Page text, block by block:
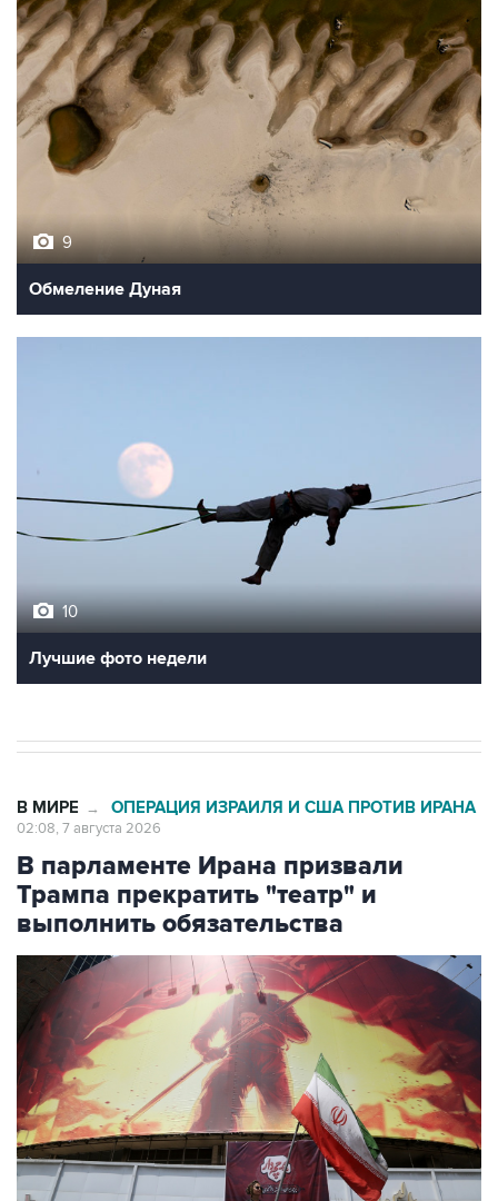
9
Обмеление Дуная
10
Лучшие фото недели
В МИРЕ → ОПЕРАЦИЯ ИЗРАИЛЯ И США ПРОТИВ ИРАНА
02:08, 7 августа 2026
В парламенте Ирана призвали
Трампа прекратить "театр" и
выполнить обязательства